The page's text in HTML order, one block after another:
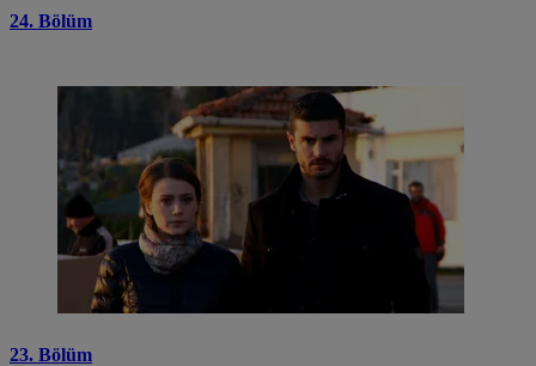
24. Bölüm
23. Bölüm